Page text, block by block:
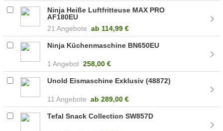
Ninja Heiße Luftfritteuse MAX PRO
AF180EU
21 Angebote ab 114,99 €
Ninja Küchenmaschine BN650EU
1 Angebot 258,00 €
Unold Eismaschine Exklusiv (48872)
11 Angebote ab 289,00 €
Tefal Snack Collection SW857D